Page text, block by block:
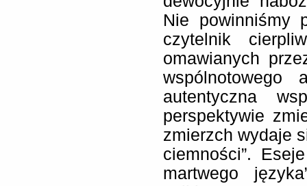
Nie powinniśmy
czytelnik
omawianych
wspólnotowego
autentyczna
perspektywie
zmierzch wydaje
ciemności”.
martwego